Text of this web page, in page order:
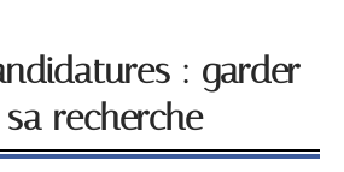
: garder
recherche